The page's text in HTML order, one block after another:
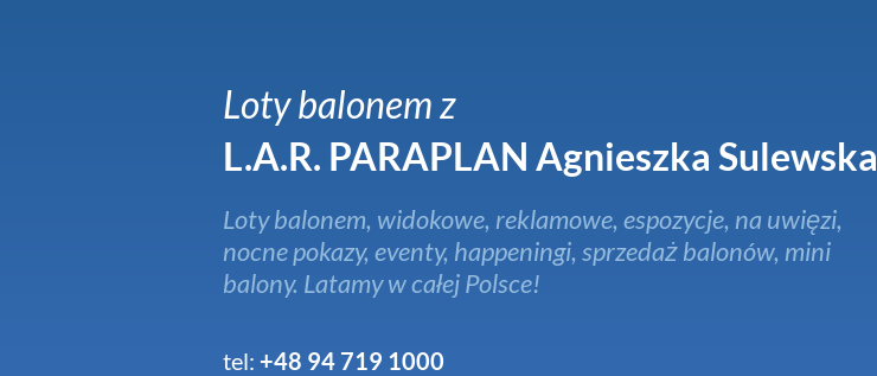
Loty balonem z
L.A.R. PARAPLAN Agnieszka Sulewska
Loty balonem, widokowe, reklamowe, espozycje, na uwięzi,
nocne pokazy, eventy, happeningi, sprzedaż balonów, mini
balony. Latamy w całej Polsce!
tel: +48 94 719 1000